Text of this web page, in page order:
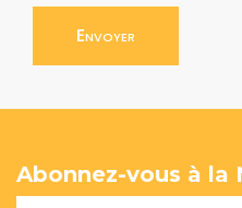
Envoyer
Abonnez-vous à la